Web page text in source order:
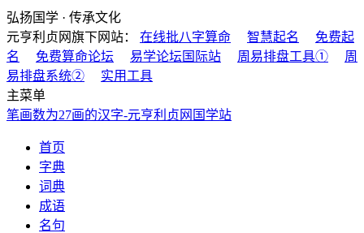
弘扬国学 · 传承文化
元亨利贞网旗下网站： 在线批八字算命 智慧起名
免费起
名
免费算命论坛 易学论坛国际站 周易排盘工具①
周
易排盘系统②
实用工具
主菜单
笔画数为27画的汉字-元亨利贞网国学站
首页
字典
词典
成语
名句